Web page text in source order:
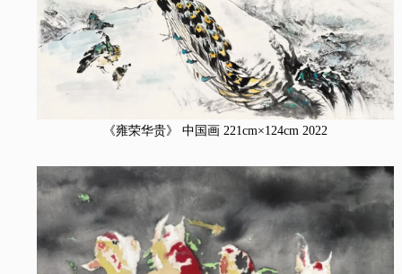
《雍荣华贵》 中国画 221cm×124cm 2022